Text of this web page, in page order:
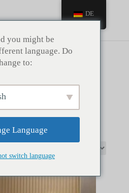
rostfreiem
DE
you might be
language. Do
to:
Language
switch language